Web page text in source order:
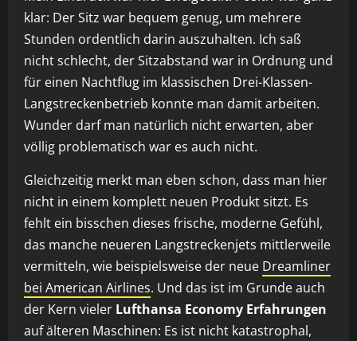
klar: Der Sitz war bequem genug, um mehrere
Stunden ordentlich darin auszuhalten. Ich saß
nicht schlecht, der Sitzabstand war in Ordnung und
für einen Nachtflug im klassischen Drei-Klassen-
Langstreckenbetrieb konnte man damit arbeiten.
Wunder darf man natürlich nicht erwarten, aber
völlig problematisch war es auch nicht.
Gleichzeitig merkt man eben schon, dass man hier
nicht in einem komplett neuen Produkt sitzt. Es
fehlt ein bisschen dieses frische, moderne Gefühl,
das manche neueren Langstreckenjets mittlerweile
vermitteln, wie beispielsweise der neue Dreamliner
bei American Airlines. Und das ist im Grunde auch
der Kern vieler Lufthansa Economy Erfahrungen
auf älteren Maschinen: Es ist nicht katastrophal,